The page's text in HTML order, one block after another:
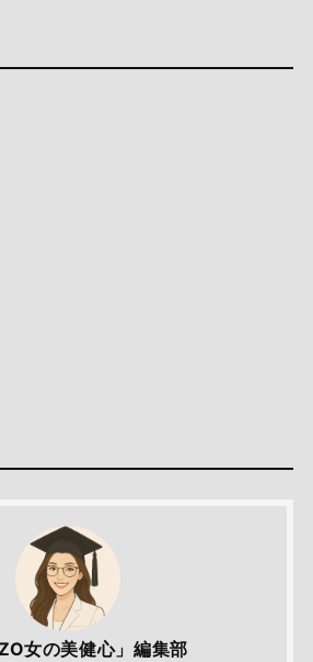
女の美健心」編集部